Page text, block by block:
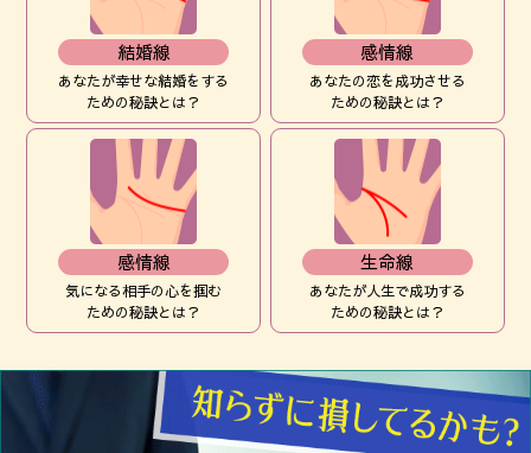
結婚線
あなたが幸せな結婚をする
ための秘訣とは？
感情線
あなたの恋を成功させる
ための秘訣とは？
感情線
気になる相手の心を掴む
ための秘訣とは？
生命線
あなたが人生で成功する
ための秘訣とは？